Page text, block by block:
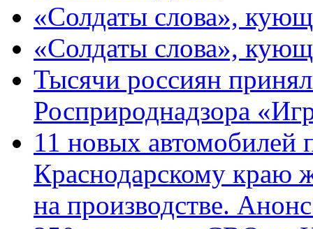
«Солдаты слова»,
«Солдаты слова»,
Тысячи россиян
Росприроднадзора
11 новых автомобилей
Краснодарскому краю
на производстве.